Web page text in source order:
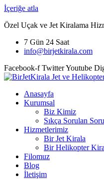
İçeriğe atla
Özel Uçak ve Jet Kiralama
7 Gün 24 Saat
info@birjetkirala.com
Facebook-f TwitterYoutube
Anasayfa
Kurumsal
Biz Kimiz
Sıkça Sorulan
Hizmetlerimiz
Bir Jet Kirala
Bir Helikopter
Filomuz
Blog
İletişim